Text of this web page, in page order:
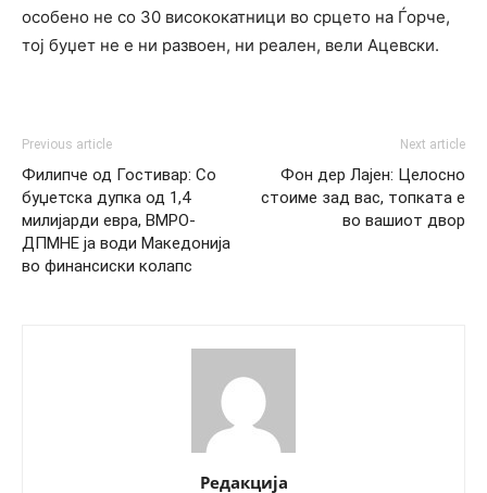
особено не со 30 висококатници во срцето на Ѓорче,
тој буџет не е ни развоен, ни реален, вели Ацевски.
Previous article
Филипче од Гостивар: Со
буџетска дупка од 1,4
милијарди евра, ВМРО-
ДПМНЕ ја води Македонија
во финансиски колапс
Next article
Фон дер Лајен: Целосно
стоиме зад вас, топката е
во вашиот двор
Редакција